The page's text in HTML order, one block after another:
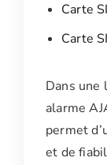
Carte
Carte
Dans une
alarme
permet
et de